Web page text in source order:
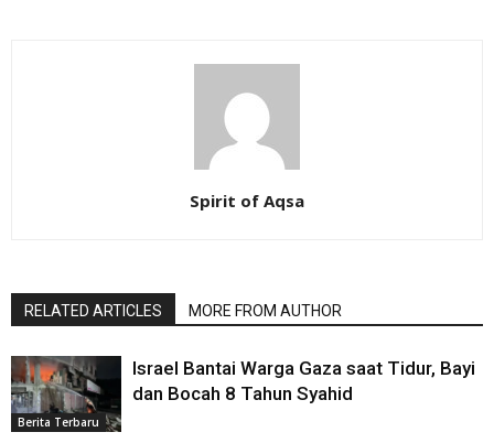
Spirit of Aqsa
RELATED ARTICLES MORE FROM AUTHOR
Berita Terbaru
Israel Bantai Warga Gaza saat Tidur, Bayi
dan Bocah 8 Tahun Syahid